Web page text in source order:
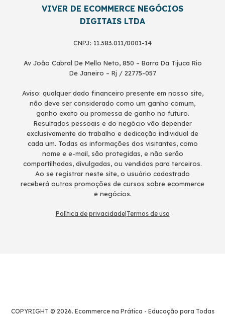
VIVER DE ECOMMERCE NEGÓCIOS
DIGITAIS LTDA
CNPJ: 11.383.011/0001-14
Av João Cabral De Mello Neto, 850 – Barra Da Tijuca Rio
De Janeiro – Rj / 22775-057
Aviso: qualquer dado financeiro presente em nosso site,
não deve ser considerado como um ganho comum,
ganho exato ou promessa de ganho no futuro.
Resultados pessoais e do negócio vão depender
exclusivamente do trabalho e dedicação individual de
cada um. Todas as informações dos visitantes, como
nome e e-mail, são protegidas, e não serão
compartilhadas, divulgadas, ou vendidas para terceiros.
Ao se registrar neste site, o usuário cadastrado
receberá outras promoções de cursos sobre ecommerce
e negócios.
Política de privacidade| Termos de uso
COPYRIGHT © 2026. Ecommerce na Prática - Educação para Todas